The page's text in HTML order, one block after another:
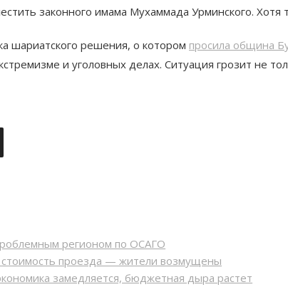
законного имама Мухаммада Урминского.
шариатского решения, о котором просила община
и уголовных делах. Ситуация грозит не
регионом по ОСАГО
стоимость проезда — жители возмущены
замедляется, бюджетная дыра растет